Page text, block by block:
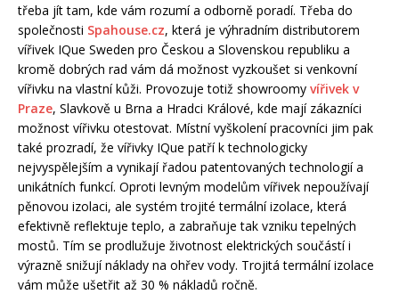
třeba jít tam, kde vám rozumí a odborně poradí. Třeba do
společnosti Spahouse.cz, která je výhradním distributorem
vířivek IQue Sweden pro Českou a Slovenskou republiku a
kromě dobrých rad vám dá možnost vyzkoušet si venkovní
vířivku na vlastní kůži. Provozuje totiž showroomy vířivek v
Praze, Slavkově u Brna a Hradci Králové, kde mají zákazníci
možnost vířivku otestovat. Místní vyškolení pracovníci jim pak
také prozradí, že vířivky IQue patří k technologicky
nejvyspělejším a vynikají řadou patentovaných technologií a
unikátních funkcí. Oproti levným modelům vířivek nepoužívají
pěnovou izolaci, ale systém trojité termální izolace, která
efektivně reflektuje teplo, a zabraňuje tak vzniku tepelných
mostů. Tím se prodlužuje životnost elektrických součástí i
výrazně snižují náklady na ohřev vody. Trojitá termální izolace
vám může ušetřit až 30 % nákladů ročně.